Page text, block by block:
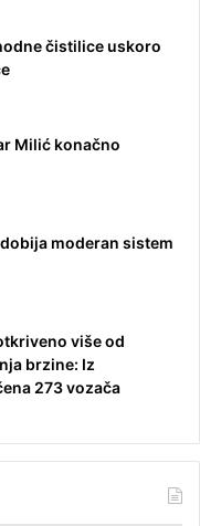
čistilice uskoro
Milić konačno
moderan sistem
više od
brzine: Iz
273 vozača